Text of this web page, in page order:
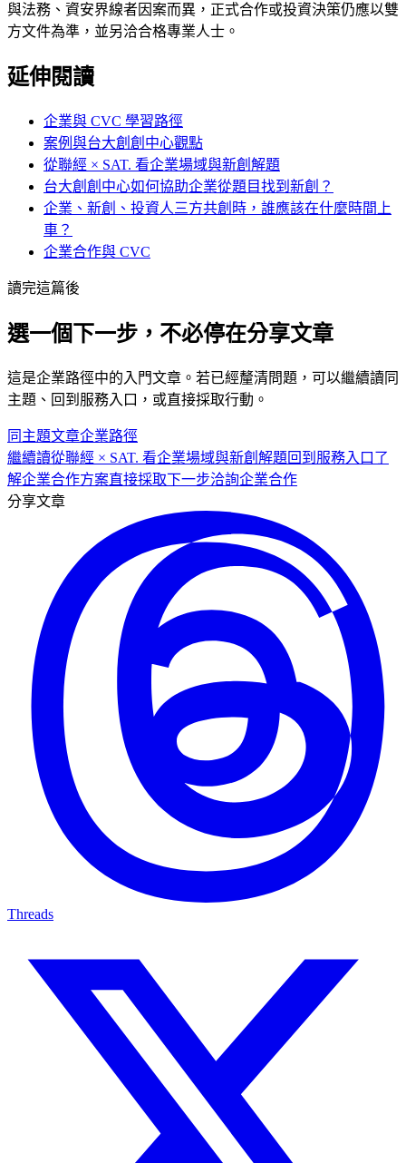
與法務、資安界線者因案而異，正式合作或投資決策仍應以雙
方文件為準，並另洽合格專業人士。
延伸閱讀
企業與 CVC 學習路徑
案例與台大創創中心觀點
從聯經 × SAT. 看企業場域與新創解題
台大創創中心如何協助企業從題目找到新創？
企業、新創、投資人三方共創時，誰應該在什麼時間上
車？
企業合作與 CVC
讀完這篇後
選一個下一步，不必停在分享文章
這是企業路徑中的 入門文章。若已經釐清問題，可以繼續讀同
主題、回到服務入口，或直接採取行動。
同主題文章企業路徑
繼續讀從聯經 × SAT. 看企業場域與新創解題回到服務入口 了
解企業合作方案直接採取下一步洽詢企業合作
分享文章
Threads